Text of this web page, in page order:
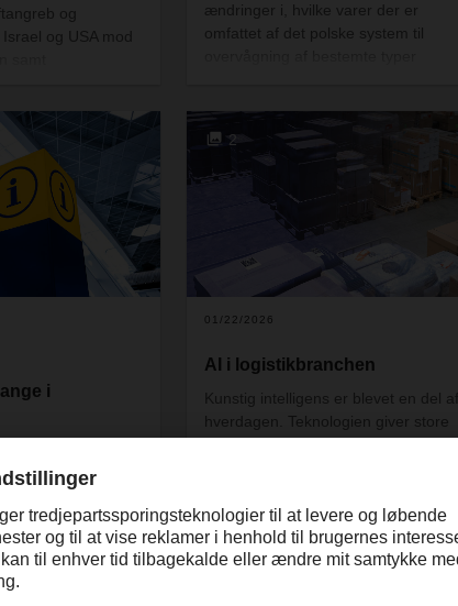
og
og USA mod
og lufttrafik i
alvorligt
ændringer i, hvilke varer der er
omfattet af det polske system til
kategorierne beklædning eller fodtøj,
der skal til, fra eller gennem Polen,
så læs med her.
i
og
din
Få mere
2
01/22/2026
AI i logistikbranchen
Kunstig intelligens er blevet en del af
hverdagen. Teknologien giver store
praktisk værktøj, der kan støtte
medarbejdere i
beslutningsprocesser eller overtage